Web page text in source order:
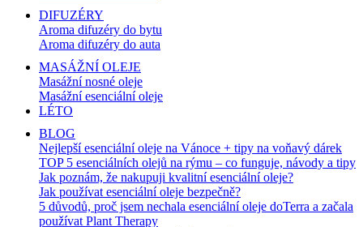
DIFUZÉRY
Aroma difuzéry do bytu
Aroma difuzéry do auta
MASÁŽNÍ OLEJE
Masážní nosné oleje
Masážní esenciální oleje
LÉTO
BLOG
Nejlepší esenciální oleje na Vánoce + tipy na voňavý dárek
TOP 5 esenciálních olejů na rýmu – co funguje, návody a tipy
Jak poznám, že nakupuji kvalitní esenciální oleje?
Jak používat esenciální oleje bezpečně?
5 důvodů, proč jsem nechala esenciální oleje doTerra a začala
používat Plant Therapy